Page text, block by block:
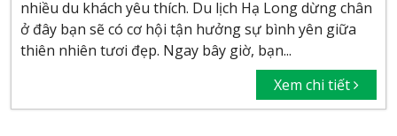
nhiều du khách yêu thích. Du lịch Hạ Long dừng chân
ở đây bạn sẽ có cơ hội tận hưởng sự bình yên giữa
thiên nhiên tươi đẹp. Ngay bây giờ, bạn...
Xem chi tiết